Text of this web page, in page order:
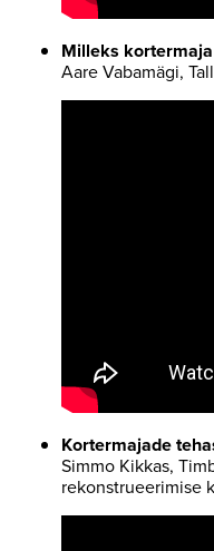
Milleks
Aare Vabamägi,
Kortermajade
Simmo Kikkas,
rekonstrueerimise